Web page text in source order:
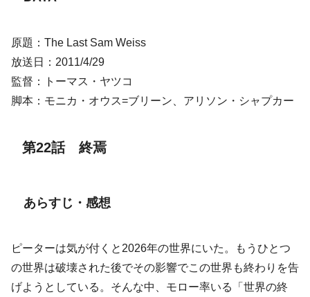
原題：The Last Sam Weiss
放送日：2011/4/29
監督：トーマス・ヤツコ
脚本：モニカ・オウス=ブリーン、アリソン・シャプカー
第22話 終焉
あらすじ・感想
ピーターは気が付くと2026年の世界にいた。もうひとつ
の世界は破壊された後でその影響でこの世界も終わりを告
げようとしている。そんな中、モロー率いる「世界の終